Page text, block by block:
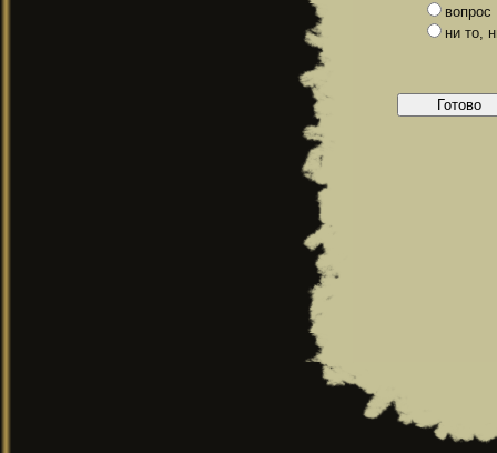
вопрос
ни то,